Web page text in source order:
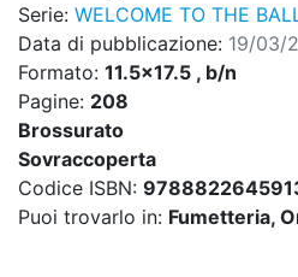
Serie: WELCOME TO THE
Data di pubblicazione: 19/03/
Formato: 11.5x17.5 , b/n
Pagine: 208
Brossurato
Sovraccoperta
Codice ISBN:
Puoi trovarlo in: Fumetteria,